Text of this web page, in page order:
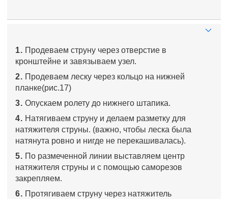
1. Продеваем струну через отверстие в
кронштейне и завязываем узел.
2. Продеваем леску через кольцо на нижней
планке(рис.17)
3. Опускаем ролету до нижнего штапика.
4. Натягиваем струну и делаем разметку для
натяжителя струны. (важно, чтобы леска была
натянута ровно и нигде не перекашивалась).
5. По размеченной линии выставляем центр
натяжителя струны и с помощью саморезов
закрепляем.
6. Протягиваем струну через натяжитель